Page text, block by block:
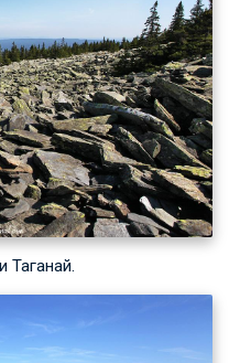
Таганай.